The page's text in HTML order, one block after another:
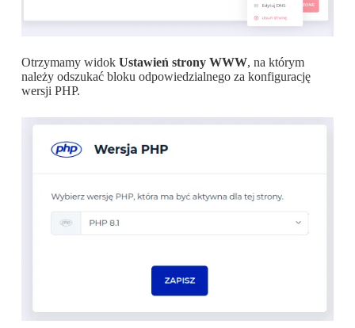
Otrzymamy widok Ustawień strony WWW, na którym
należy odszukać bloku odpowiedzialnego za konfigurację
wersji PHP.